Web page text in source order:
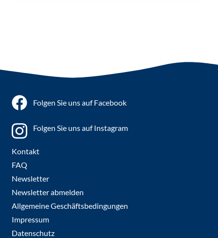
Folgen Sie uns auf Facebook
Folgen Sie uns auf Instagram
Kontakt
FAQ
Newsletter
Newsletter abmelden
Allgemeine Geschäftsbedingungen
Impressum
Datenschutz